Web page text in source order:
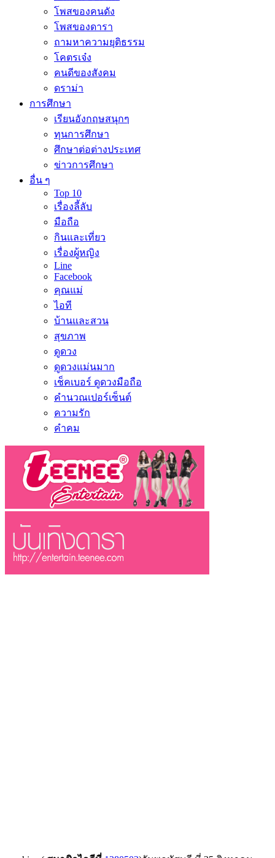
โพสของคนดัง
โพสของดารา
ถามหาความยุติธรรม
โคตรเจ๋ง
คนดีของสังคม
ดราม่า
การศึกษา
เรียนอังกฤษสนุกๆ
ทุนการศึกษา
ศึกษาต่อต่างประเทศ
ข่าวการศึกษา
อื่น ๆ
Top 10
เรื่องลี้ลับ
มือถือ
กินและเที่ยว
เรื่องผู้หญิง
Line
Facebook
คุณแม่
ไอที
บ้านและสวน
สุขภาพ
ดูดวง
ดูดวงแม่นมาก
เช็คเบอร์ ดูดวงมือถือ
คำนวณเปอร์เซ็นต์
ความรัก
คำคม